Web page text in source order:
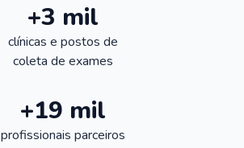
+3 mil
clínicas e postos de
coleta de exames
+19 mil
profissionais parceiros